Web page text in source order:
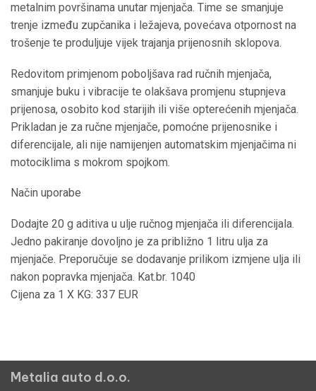
metalnim površinama unutar mjenjača. Time se smanjuje
trenje između zupčanika i ležajeva, povećava otpornost na
trošenje te produljuje vijek trajanja prijenosnih sklopova.
Redovitom primjenom poboljšava rad ručnih mjenjača,
smanjuje buku i vibracije te olakšava promjenu stupnjeva
prijenosa, osobito kod starijih ili više opterećenih mjenjača.
Prikladan je za ručne mjenjače, pomoćne prijenosnike i
diferencijale, ali nije namijenjen automatskim mjenjačima ni
motociklima s mokrom spojkom.
Način uporabe
Dodajte 20 g aditiva u ulje ručnog mjenjača ili diferencijala.
Jedno pakiranje dovoljno je za približno 1 litru ulja za
mjenjače. Preporučuje se dodavanje prilikom izmjene ulja ili
nakon popravka mjenjača. Kat.br. 1040
Cijena za 1 X KG: 337 EUR
Metalia auto d.o.o.